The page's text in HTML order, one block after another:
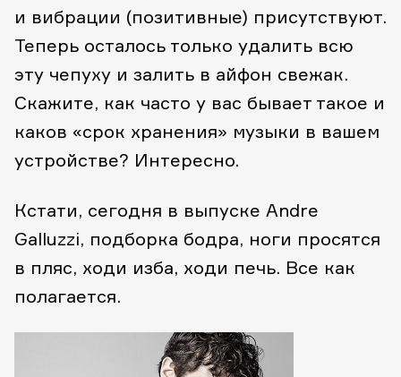
и вибрации (позитивные) присутствуют.
Теперь осталось только удалить всю
эту чепуху и залить в айфон свежак.
Скажите, как часто у вас бывает такое и
каков «срок хранения» музыки в вашем
устройстве? Интересно.
Кстати, сегодня в выпуске Andre
Galluzzi, подборка бодра, ноги просятся
в пляс, ходи изба, ходи печь. Все как
полагается.